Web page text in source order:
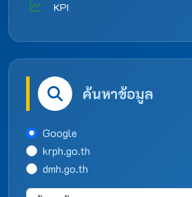
KPI
ค้นหาข้อมูล
Google
krph.go.th
dmh.go.th